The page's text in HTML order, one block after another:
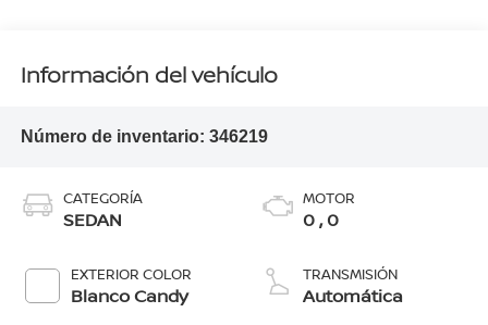
Información del vehículo
Número de inventario: 346219
CATEGORÍA
SEDAN
EXTERIOR COLOR
Blanco Candy
MOTOR
0 , 0
TRANSMISIÓN
Automática